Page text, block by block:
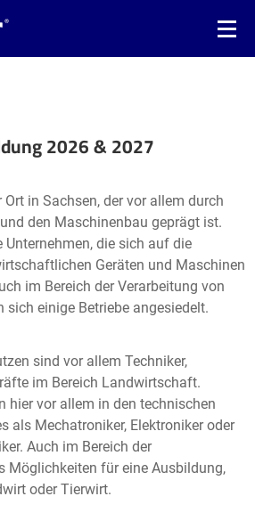
2026 & 2027
Leaflet| ©OpenStreetMap2
in Sachsen, der vor allem durch
den Maschinenbau geprägt ist.
Unternehmen, die sich auf die
Geräten und Maschinen
im Bereich der Verarbeitung von
sich einige Betriebe angesiedelt.
sind vor allem Techniker,
im Bereich Landwirtschaft.
hier vor allem in den technischen
als Mechatroniker, Elektroniker oder
Auch im Bereich der
Möglichkeiten für eine Ausbildung,
oder Tierwirt.